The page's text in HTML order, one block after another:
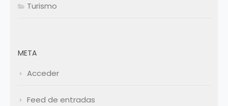
Turismo
META
Acceder
Feed de entradas